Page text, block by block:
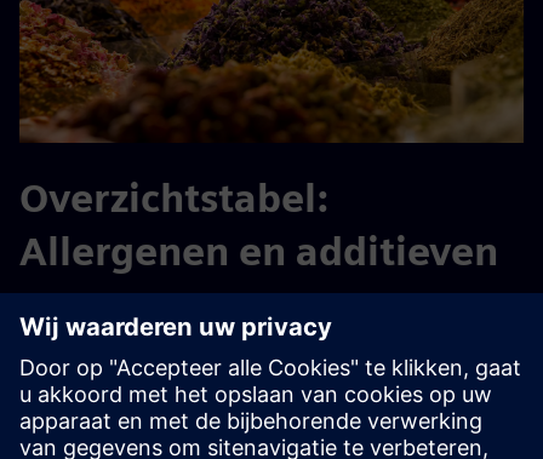
Overzichtstabel:
Allergenen en additieven
Bekijk onze praktische overzichtstabel voor meer
informatie over allergenen en additieven in onze
voedingsmiddelen. Klik op een van de volgende links om de
tabel te openen en er zeker van te zijn dat de selectie aan
uw behoeften voldoet: